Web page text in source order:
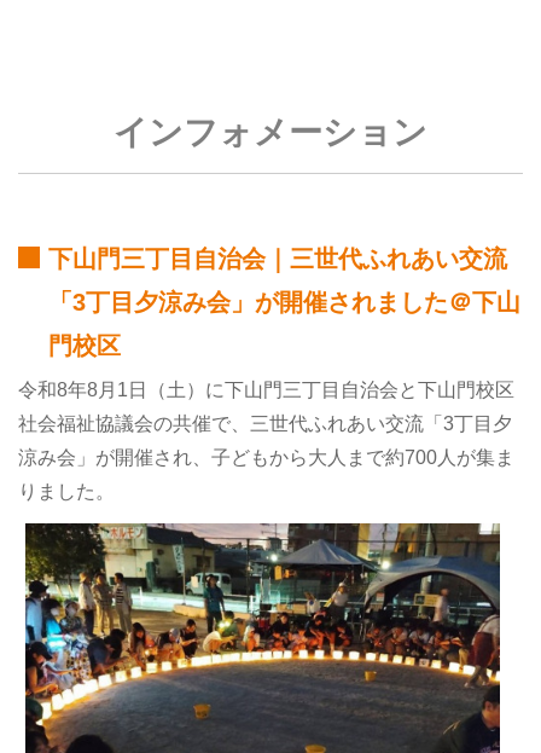
インフォメーション
下山門三丁目自治会｜三世代ふれあい交流
「3丁目夕涼み会」が開催されました＠下山
門校区
令和8年8月1日（土）に下山門三丁目自治会と下山門校区
社会福祉協議会の共催で、三世代ふれあい交流「3丁目夕
涼み会」が開催され、子どもから大人まで約700人が集ま
りました。